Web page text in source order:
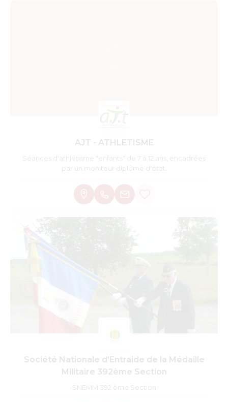
AJT - ATHLETISME
Séances d'athlétisme "enfants" de 7 à 12 ans, encadrées
par un moniteur diplômé d'état.
Société Nationale d'Entraide de la Médaille
Militaire 392ème Section
SNEMM 392 ème Section